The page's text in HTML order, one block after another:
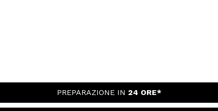
PREPARAZIONE IN 24 ORE*